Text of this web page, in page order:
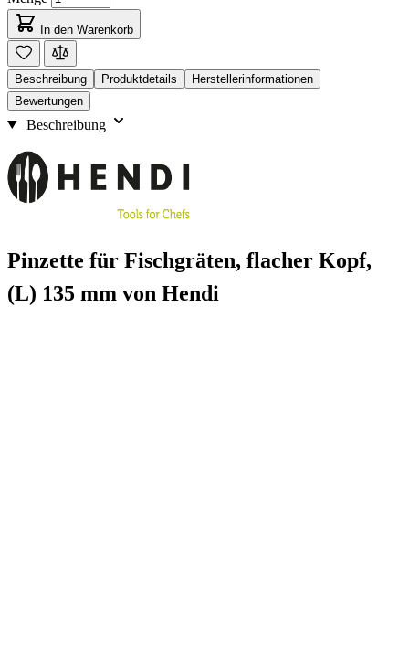
In den Warenkorb
Beschreibung Produktdetails
Herstellerinformationen
Bewertungen
Beschreibung
Pinzette für Fischgräten, flacher Kopf,
(L) 135 mm von Hendi